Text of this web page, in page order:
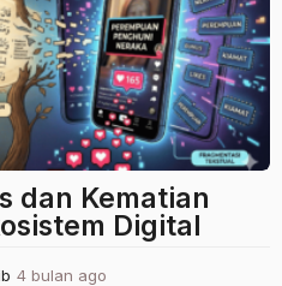
dan Kematian
Digital
4 bulan ago